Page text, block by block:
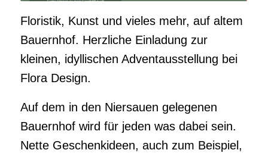
Floristik, Kunst und vieles mehr, auf altem
Bauernhof. Herzliche Einladung zur
kleinen, idyllischen Adventausstellung bei
Flora Design.
Auf dem in den Niersauen gelegenen
Bauernhof wird für jeden was dabei sein.
Nette Geschenkideen, auch zum Beispiel,